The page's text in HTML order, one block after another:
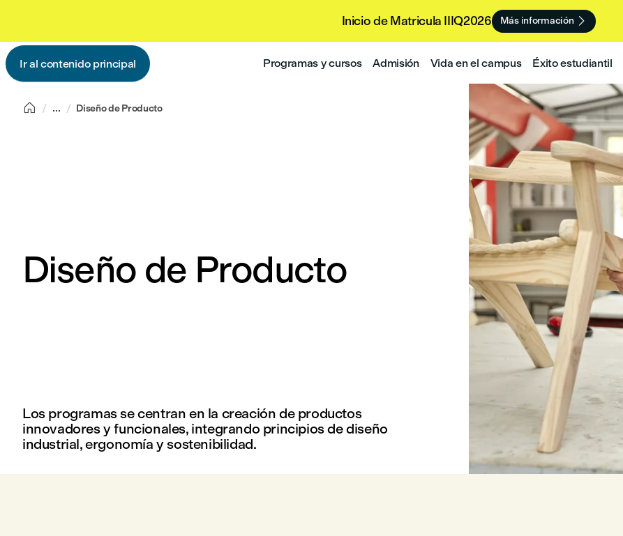
Inicio de Matricula IIIQ2026 Más información
Ir al contenido principal Programas y cursos Admisión Vida en el campus Éxito estudiantil
 ... Diseño de Producto
Diseño de Producto
Los programas se centran en la creación de productos
innovadores y funcionales, integrando principios de diseño
industrial, ergonomía y sostenibilidad.